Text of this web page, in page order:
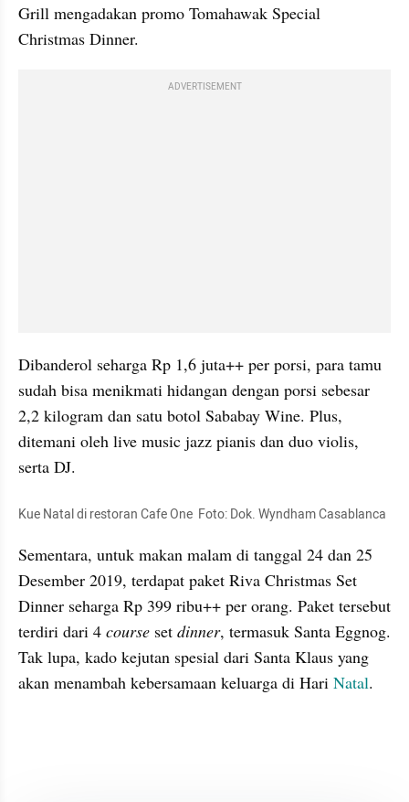
Grill mengadakan promo Tomahawak Special
Christmas Dinner.
ADVERTISEMENT
Dibanderol seharga Rp 1,6 juta++ per porsi, para tamu
sudah bisa menikmati hidangan dengan porsi sebesar
2,2 kilogram dan satu botol Sababay Wine. Plus,
ditemani oleh live music jazz pianis dan duo violis,
serta DJ.
Kue Natal di restoran Cafe One Foto: Dok. Wyndham Casablanca
Sementara, untuk makan malam di tanggal 24 dan 25
Desember 2019, terdapat paket Riva Christmas Set
Dinner seharga Rp 399 ribu++ per orang. Paket tersebut
terdiri dari 4 course set dinner, termasuk Santa Eggnog.
Tak lupa, kado kejutan spesial dari Santa Klaus yang
akan menambah kebersamaan keluarga di Hari Natal.